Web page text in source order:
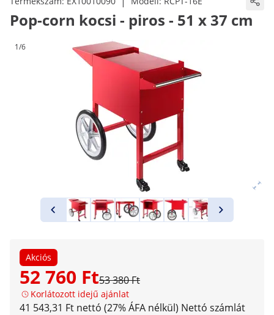
Pop-corn kocsi - piros - 51 x 37 cm
1/6
Akciós
52 760 Ft53 380 Ft
Korlátozott idejű ajánlat
41 543,31 Ft nettó (27% ÁFA nélkül) Nettó számlát